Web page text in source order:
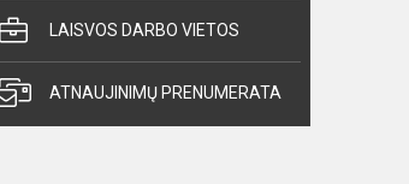
LAISVOS DARBO VIETOS
ATNAUJINIMŲ PRENUMERATA